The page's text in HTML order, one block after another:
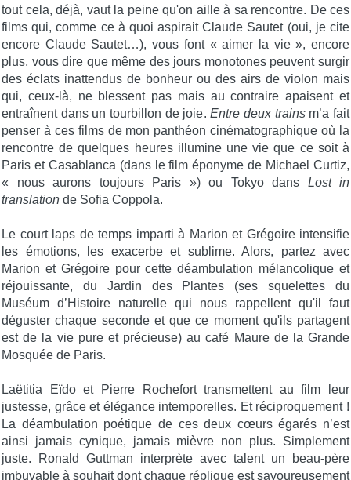
tout cela, déjà, vaut la peine qu'on aille à sa rencontre. De ces
films qui, comme ce à quoi aspirait Claude Sautet (oui, je cite
encore Claude Sautet…), vous font « aimer la vie », encore
plus, vous dire que même des jours monotones peuvent surgir
des éclats inattendus de bonheur ou des airs de violon mais
qui, ceux-là, ne blessent pas mais au contraire apaisent et
entraînent dans un tourbillon de joie.Entre deux trainsm’a fait
penser à ces films de mon panthéon cinématographique où la
rencontre de quelques heures illumine une vie que ce soit à
Paris et Casablanca (dans le film éponyme de Michael Curtiz,
« nous aurons toujours Paris ») ou Tokyo dans Lost in
translation de Sofia Coppola.
Le court laps de temps imparti à Marion et Grégoire intensifie
les émotions, les exacerbe et sublime. Alors, partez avec
Marion et Grégoire pour cette déambulation mélancolique et
réjouissante, du Jardin des Plantes (ses squelettes du
Muséum d’Histoire naturelle qui nous rappellent qu'il faut
déguster chaque seconde et que ce moment qu'ils partagent
est de la vie pure et précieuse) au café Maure de la Grande
Mosquée de Paris.
Laëtitia Eïdo et Pierre Rochefort transmettent au film leur
justesse, grâce et élégance intemporelles. Et réciproquement !
La déambulation poétique de ces deux cœurs égarés n’est
ainsi jamais cynique, jamais mièvre non plus. Simplement
juste. Ronald Guttman interprète avec talent un beau-père
imbuvable à souhait dont chaque réplique est savoureusement